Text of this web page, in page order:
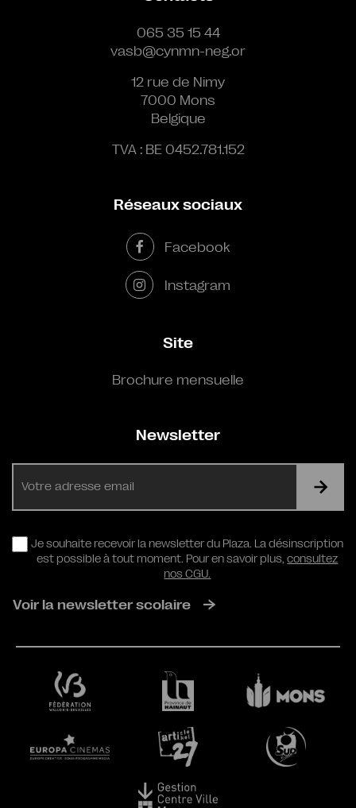
065 35 15 44
vasb@cynmn-neg.or
12 rue de Nimy
7000 Mons
Belgique
TVA : BE 0452.781.152
Réseaux sociaux
Facebook
Instagram
Site
Brochure mensuelle
Newsletter
RGPD
Je souhaite recevoir la newsletter du Plaza. La désinscription
est possible à tout moment. Pour en savoir plus,consultez
nos CGU.
Voir la newsletter scolaire